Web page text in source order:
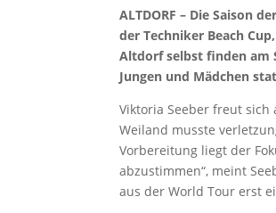
ALTDORF – Die Saison
der Techniker Beach
Altdorf selbst finden am
Jungen und Mädchen
Viktoria Seeber freut sich
Weiland musste
Vorbereitung liegt der
abzustimmen“, meint
aus der World Tour erst